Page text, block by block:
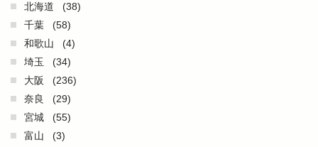
北海道
(38)
千葉
(58)
和歌山
(4)
埼玉
(34)
大阪
(236)
奈良
(29)
宮城
(55)
富山
(3)